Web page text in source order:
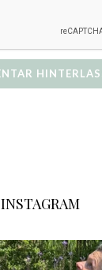
INSTAGRAM